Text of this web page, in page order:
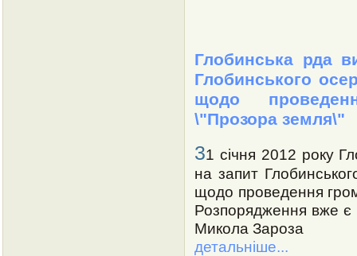
Глобинська рда
Глобинського
щодо
\"Прозора земля\"
31 січня 2012 року
на запит
щодо проведення
Розпорядження вже є
Микола Зароза
детальніше...